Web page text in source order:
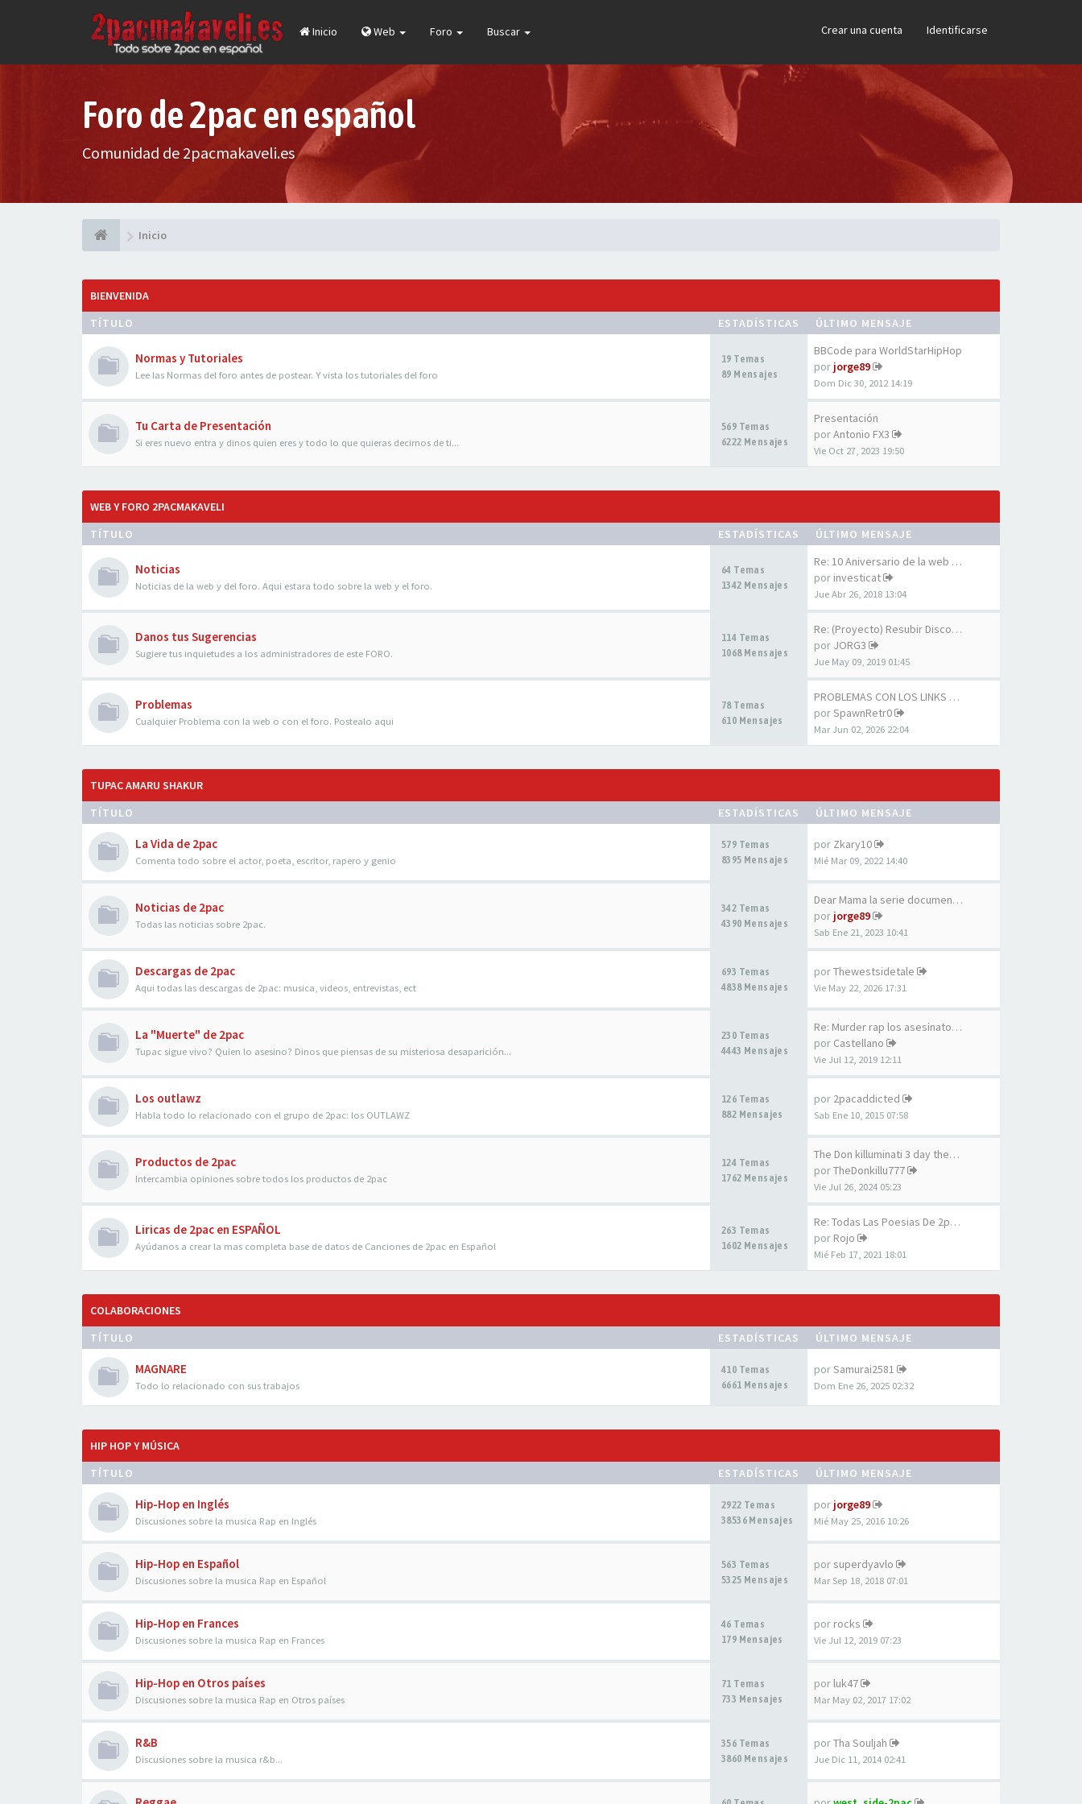
Inicio Web Foro Buscar Crear una cuenta Identificarse
Foro de 2pac en español
Comunidad de 2pacmakaveli.es
Inicio
BIENVENIDA
TÍTULO
ESTADÍSTICAS ÚLTIMO MENSAJE
Normas y Tutoriales
Lee las Normas del foro antes de postear. Y vista los tutoriales del foro
19 Temas
89 Mensajes
BBCode para WorldStarHipHop
por jorge89
Dom Dic 30, 2012 14:19
Tu Carta de Presentación
Si eres nuevo entra y dinos quien eres y todo lo que quieras decirnos de ti...
569 Temas
6222 Mensajes
Presentación
porAntonio FX3
Vie Oct 27, 2023 19:50
WEB Y FORO 2PACMAKAVELI
TÍTULO
ESTADÍSTICAS ÚLTIMO MENSAJE
Noticias
Noticias de la web y del foro. Aqui estara todo sobre la web y el foro.
64 Temas
1342 Mensajes
Re: 10 Aniversario de la web …
por investicat
Jue Abr 26, 2018 13:04
Danos tus Sugerencias
Sugiere tus inquietudes a los administradores de este FORO.
114 Temas
1068 Mensajes
Re: (Proyecto) Resubir Discos…
por JORG3
Jue May 09, 2019 01:45
Problemas
Cualquier Problema con la web o con el foro. Postealo aqui
78 Temas
610 Mensajes
PROBLEMAS CON LOS LINKS DE LA…
porSpawnRetr0
Mar Jun 02, 2026 22:04
TUPAC AMARU SHAKUR
TÍTULO
ESTADÍSTICAS ÚLTIMO MENSAJE
La Vida de 2pac
Comenta todo sobre el actor, poeta, escritor, rapero y genio
579 Temas
8395 Mensajes
por Zkary10
Mié Mar 09, 2022 14:40
Noticias de 2pac
Todas las noticias sobre 2pac.
342 Temas
4390 Mensajes
Dear Mama la serie documental…
por jorge89
Sab Ene 21, 2023 10:41
Descargas de 2pac
Aqui todas las descargas de 2pac: musica, videos, entrevistas, ect
693 Temas
4838 Mensajes
porThewestsidetale
Vie May 22, 2026 17:31
La "Muerte" de 2pac
Tupac sigue vivo? Quien lo asesino? Dinos que piensas de su misteriosa desaparición...
230 Temas
4443 Mensajes
Re: Murder rap los asesinatos…
por Castellano
Vie Jul 12, 2019 12:11
Los outlawz
Habla todo lo relacionado con el grupo de 2pac: los OUTLAWZ
126 Temas
882 Mensajes
por 2pacaddicted
Sab Ene 10, 2015 07:58
Productos de 2pac
Intercambia opiniones sobre todos los productos de 2pac
124 Temas
1762 Mensajes
The Don killuminati 3 day the…
porTheDonkillu777
Vie Jul 26, 2024 05:23
Liricas de 2pac en ESPAÑOL
Ayúdanos a crear la mas completa base de datos de Canciones de 2pac en Español
263 Temas
1602 Mensajes
Re: Todas Las Poesias De 2pac…
por Rojo
Mié Feb 17, 2021 18:01
COLABORACIONES
TÍTULO
ESTADÍSTICAS ÚLTIMO MENSAJE
MAGNARE
Todo lo relacionado con sus trabajos
410 Temas
6661 Mensajes
porSamurai2581
Dom Ene 26, 2025 02:32
HIP HOP Y MÚSICA
TÍTULO
ESTADÍSTICAS ÚLTIMO MENSAJE
Hip-Hop en Inglés
Discusiones sobre la musica Rap en Inglés
2922 Temas
38536 Mensajes
por jorge89
Mié May 25, 2016 10:26
Hip-Hop en Español
Discusiones sobre la musica Rap en Español
563 Temas
5325 Mensajes
por superdyavlo
Mar Sep 18, 2018 07:01
Hip-Hop en Frances
Discusiones sobre la musica Rap en Frances
46 Temas
179 Mensajes
por rocks
Vie Jul 12, 2019 07:23
Hip-Hop en Otros países
Discusiones sobre la musica Rap en Otros países
71 Temas
733 Mensajes
por luk47
Mar May 02, 2017 17:02
R&B
Discusiones sobre la musica r&b...
356 Temas
3860 Mensajes
porTha Souljah
Jue Dic 11, 2014 02:41